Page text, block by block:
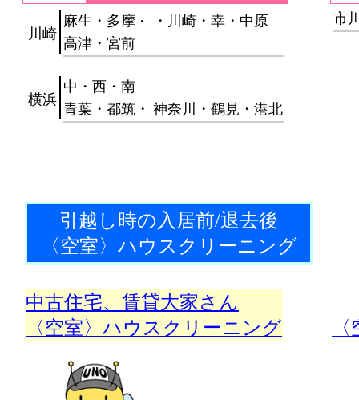
川崎
麻生・多摩 ・
・川崎・幸・中原
高津・宮前
横浜
中・西・南
青葉・都筑・ 神奈川・鶴見・港北
市
引越し時の入居前/退去後
〈空室〉ハウスクリーニング
中古住宅、賃貸大家さん
〈空室〉ハウスクリーニング